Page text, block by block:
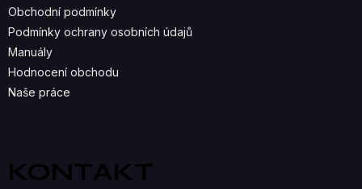
R
V
Obchodní podmínky
Podmínky ochrany osobních údajů
Manuály
Hodnocení obchodu
Naše práce
KONTAKT